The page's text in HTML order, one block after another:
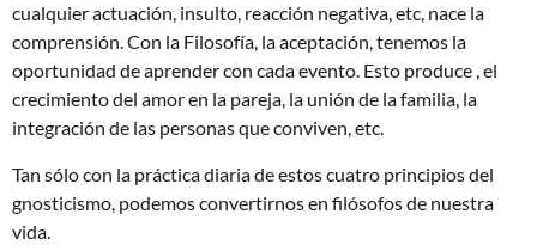
cualquier actuación, insulto, reacción negativa, etc, nace la
comprensión. Con la Filosofía, la aceptación, tenemos la
oportunidad de aprender con cada evento. Esto produce , el
crecimiento del amor en la pareja, la unión de la familia, la
integración de las personas que conviven, etc.
Tan sólo con la práctica diaria de estos cuatro principios del
gnosticismo, podemos convertirnos en filósofos de nuestra
vida.